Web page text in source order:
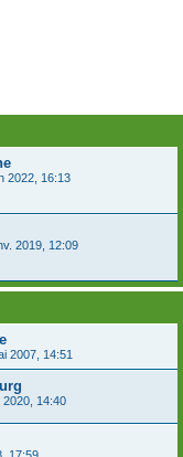
2022, 16:13
2019, 12:09
2007, 14:51
2020, 14:40
17:59